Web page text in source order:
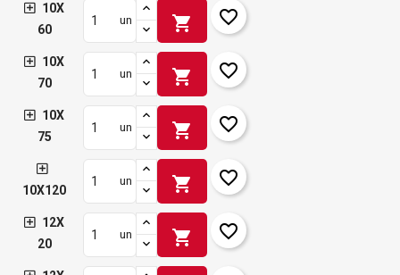
10X
60
un shopping_cart favorite_border
10X
70
un shopping_cart favorite_border
10X
75
un shopping_cart favorite_border
10X120
un shopping_cart favorite_border
12X
20
un shopping_cart favorite_border